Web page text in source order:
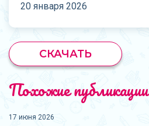
20 января 2026
СКАЧАТЬ
Похожие публикации
17 июня 2026